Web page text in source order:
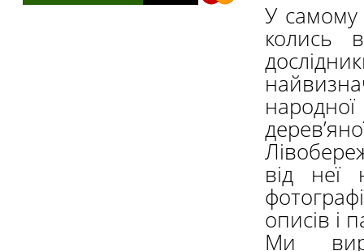
У самому
колись
від неї
описів і
Ми